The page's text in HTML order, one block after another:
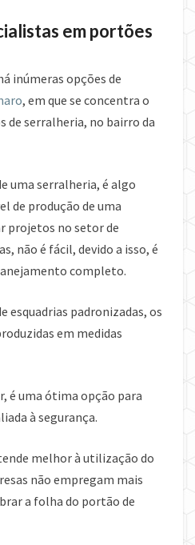
em portões
inúmeras opções de
, em que se concentra o
de serralheria, no bairro da
uma serralheria, é algo
de produção de uma
projetos no setor de
não é fácil, devido a isso, é
completo.
esquadrias padronizadas, os
em medidas
é uma ótima opção para
à segurança.
melhor à utilização do
não empregam mais
a folha do portão de